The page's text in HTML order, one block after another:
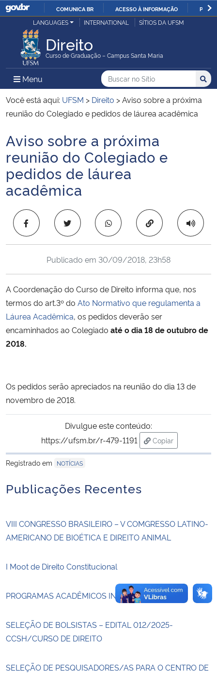
IR
COMUNICA BR ACESSO À INFORMAÇÃO
Ministério da Justiça e Segurança Pública
Ministério da Defesa
Ministério das Relações Exteriores
Ministério da Infraestrutura
Ministério da Agricultura, Pecuária e Abastecimento
Ministério da Cidadania
Ministério de Minas e Energia
Ministério da Ciência, Tecnologia, Inovações e Comunicações
Ministério do Meio Ambiente
Controladoria-Geral da União
Ministério da Mulher, da Família e dos Direitos Humanos
Secretaria-Geral
Secretaria de Governo
Advocacia-Geral da União
LANGUAGES INTERNATIONAL SÍTIOS DA UFSM
Direito
Curso de Graduação – Campus Santa Maria
Menu Menu Principal do Sítio
Busca
Buscar no no Sítio
Busca:
Você está aqui: UFSM > Direito >Aviso sobre a próxima
reunião do Colegiado e pedidos de láurea acadêmica
Início do conteúdo
Aviso sobre a próxima
reunião do Colegiado e
pedidos de láurea
acadêmica
Copiar para área
Publicado em 30/09/2018, 23h58
A Coordenação do Curso de Direito informa que, nos
termos do art.3º do Ato Normativo que regulamenta a
Láurea Acadêmica, os pedidos deverão ser
encaminhados ao Colegiado até o dia 18 de outubro de
2018.
Os pedidos serão apreciados na reunião do dia 13 de
novembro de 2018.
Divulgue este conteúdo:
https://ufsm.br/r-479-1191
Copiar
para área de
Registrado em
NOTÍCIAS
Publicações Recentes
VIII CONGRESSO BRASILEIRO – V COMGRESSO LATINO-
AMERICANO DE BIOÉTICA E DIREITO ANIMAL
I Moot de Direito Constitucional
PROGRAMAS ACADÊMICOS INTERNACIONAIS
SELEÇÃO DE BOLSISTAS – EDITAL 012/2025-
CCSH/CURSO DE DIREITO
SELEÇÃO DE PESQUISADORES/AS PARA O CENTRO DE